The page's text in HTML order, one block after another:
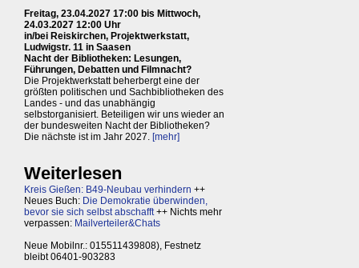
Freitag, 23.04.2027 17:00 bis Mittwoch,
24.03.2027 12:00 Uhr
in/bei Reiskirchen, Projektwerkstatt,
Ludwigstr. 11 in Saasen
Nacht der Bibliotheken: Lesungen,
Führungen, Debatten und Filmnacht?
Die Projektwerkstatt beherbergt eine der
größten politischen und Sachbibliotheken des
Landes - und das unabhängig
selbstorganisiert. Beteiligen wir uns wieder an
der bundesweiten Nacht der Bibliotheken?
Die nächste ist im Jahr 2027. [mehr]
Weiterlesen
Kreis Gießen: B49-Neubau verhindern ++
Neues Buch: Die Demokratie überwinden,
bevor sie sich selbst abschafft++ Nichts mehr
verpassen: Mailverteiler&Chats
Neue Mobilnr.: 015511439808), Festnetz
bleibt 06401-903283